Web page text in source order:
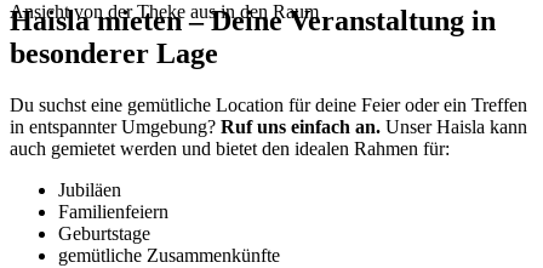
Ansicht von der Theke aus in den Raum
Haisla mieten – Deine Veranstaltung in
besonderer Lage
Du suchst eine gemütliche Location für deine Feier oder ein Treffen
in entspannter Umgebung? Ruf uns einfach an. Unser Haisla kann
auch gemietet werden und bietet den idealen Rahmen für:
Jubiläen
Familienfeiern
Geburtstage
gemütliche Zusammenkünfte